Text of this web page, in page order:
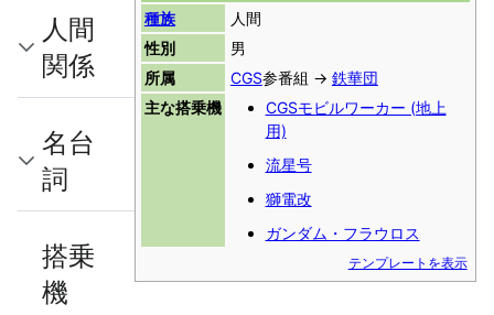
種族
人間
性別
男
所属
CGS参番組 → 鉄華団
主な搭乗機
CGSモビルワーカー (地上
用)
流星号
獅電改
ガンダム・フラウロス
テンプレートを表示
人間
関係
名台
詞
搭乗
機